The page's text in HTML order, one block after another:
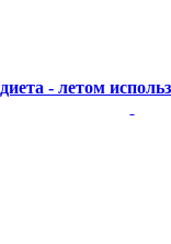
- летом